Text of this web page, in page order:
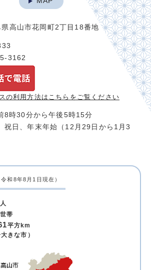
高山市花岡町2丁目18番地
3162
の利用方法は こちらをご覧ください
8時30分から午後5時15分
祝日、年末年始（12月29日から1月3
令和8年8月1日現在）
人
世帯
平方km
きな市）